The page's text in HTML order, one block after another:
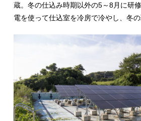
蔵。冬の仕込み時期以外の5～8月に研
電を使って仕込室を冷房で冷やし、冬の